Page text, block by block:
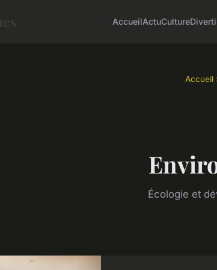
AccueilActuCulture
Accueil
Écologie et